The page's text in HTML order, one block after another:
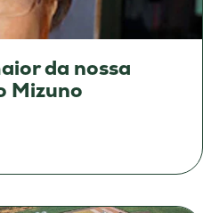
da nossa
Mizuno